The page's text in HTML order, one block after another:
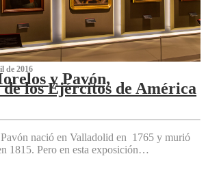
de 2016
y Pavón,
los Ejércitos de América
nació en Valladolid en 1765 y murió
1815. Pero en esta exposición…